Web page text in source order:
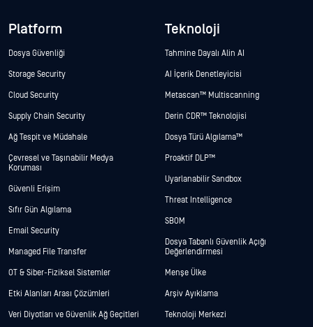
Platform
Dosya Güvenliği
Storage Security
Cloud Security
Supply Chain Security
Ağ Tespit ve Müdahale
Çevresel ve Taşınabilir Medya
Koruması
Güvenli Erişim
Sıfır Gün Algılama
Email Security
Managed File Transfer
OT & Siber-Fiziksel Sistemler
Etki Alanları Arası Çözümleri
Veri Diyotları ve Güvenlik Ağ Geçitleri
Teknoloji
Tahmine Dayalı Alin AI
AI İçerik Denetleyicisi
Metascan™ Multiscanning
Derin CDR™ Teknolojisi
Dosya Türü Algılama™
Proaktif DLP™
Uyarlanabilir Sandbox
Threat Intelligence
SBOM
Dosya Tabanlı Güvenlik Açığı
Değerlendirmesi
Menşe Ülke
Arşiv Ayıklama
Teknoloji Merkezi